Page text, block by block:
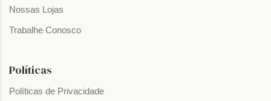
Nossas Lojas
Trabalhe Conosco
Políticas
Políticas de Privacidade